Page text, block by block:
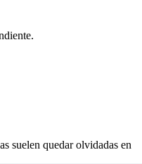
suelen quedar olvidadas en